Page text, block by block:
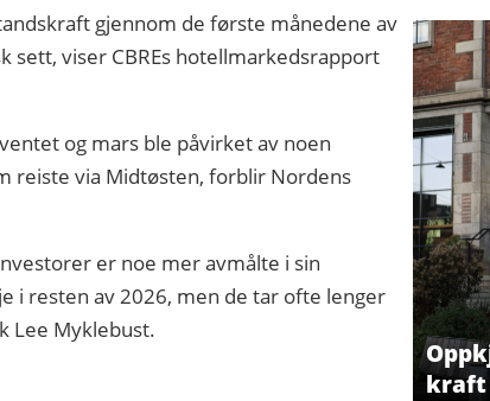
kraft
gjennom de første månedene av
viser CBREs hotellmarkedsrapport
og mars ble påvirket av noen
reiste via Midtøsten, forblir Nordens
er noe mer avmålte i sin
i resten av 2026, men de tar ofte lenger
Lee Myklebust.